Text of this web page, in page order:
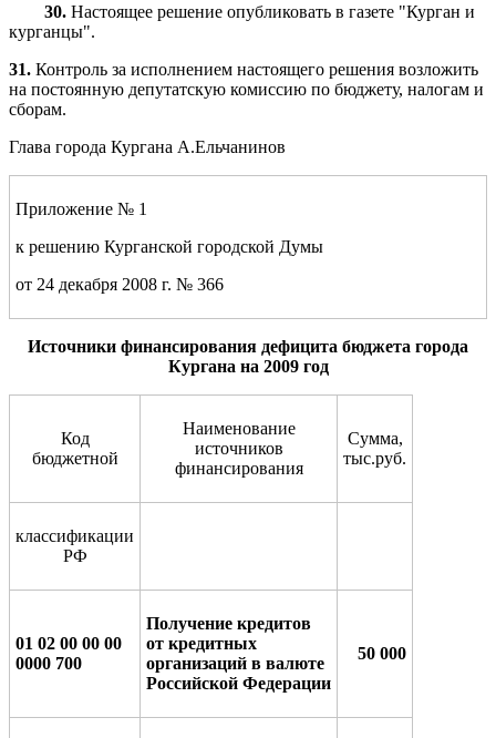
30.Настоящее решение опубликовать в газете "Курган и
курганцы".
31. Контроль за исполнением настоящего решения возложить
на постоянную депутатскую комиссию по бюджету, налогам и
сборам.
Глава города Кургана А.Ельчанинов
Приложение № 1
к решению Курганской городской Думы
от 24 декабря 2008 г. № 366
Источники финансирования дефицита бюджета города
Кургана на 2009 год
Код
бюджетной
Наименование
источников
финансирования
Сумма,
тыс.руб.
классификации
РФ
01 02 00 00 00
0000 700
Получение кредитов
от кредитных
организаций в валюте
Российской Федерации
50 000